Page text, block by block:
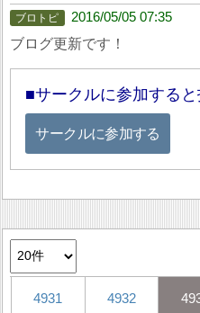
2016/05/05 07:35
ブログ更新です！
サークルに参加する
サークルに参加する
4931 4932